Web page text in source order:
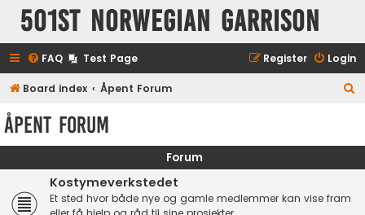
501st Norwegian Garrison
FAQ Test Page Login
Register
Board index Åpent Forum
c
Åpent Forum
Forum
Kostymeverkstedet
Et sted hvor både nye og gamle medlemmer kan vise fram